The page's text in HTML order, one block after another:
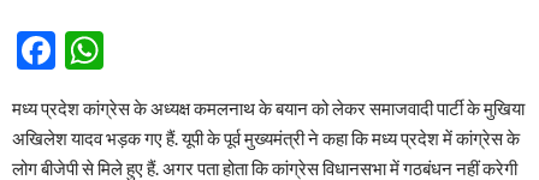
Facebook
मध्य प्रदेश कांग्रेस के अध्यक्ष कमलनाथ के बयान को लेकर समाजवादी पार्टी के मुखिया
अखिलेश यादव भड़क गए हैं. यूपी के पूर्व मुख्यमंत्री ने कहा कि मध्य प्रदेश में कांग्रेस के
लोग बीजेपी से मिले हुए हैं. अगर पता होता कि कांग्रेस विधानसभा में गठबंधन नहीं करेगी